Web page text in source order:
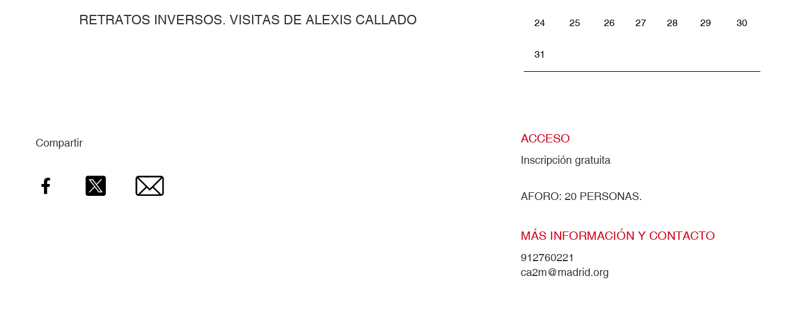
RETRATOS INVERSOS. VISITAS DE ALEXIS CALLADO
Compartir
Facebook Email
24 25 26 27 28 29 30
31
ACCESO
Inscripción gratuita
AFORO: 20 PERSONAS.
MÁS INFORMACIÓN Y CONTACTO
912760221
ca2m@madrid.org